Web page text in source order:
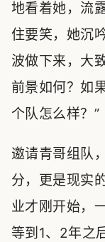
地看着她，流
住要笑，她沉
波做下来，大
前景如何？如
个队怎么样？”
邀请青哥组队
分，更是现实
业才刚开始，
等到1、2年之